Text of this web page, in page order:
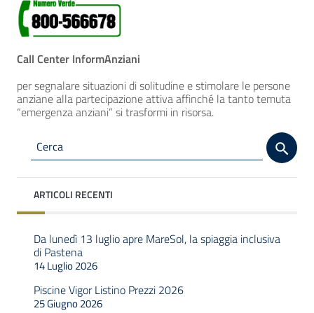
Call Center InformAnziani
per segnalare situazioni di solitudine e stimolare le persone
anziane alla partecipazione attiva affinché la tanto temuta
“emergenza anziani” si trasformi in risorsa.
ARTICOLI RECENTI
Da lunedì 13 luglio apre MareSol, la spiaggia inclusiva
di Pastena
14 Luglio 2026
Piscine Vigor Listino Prezzi 2026
25 Giugno 2026